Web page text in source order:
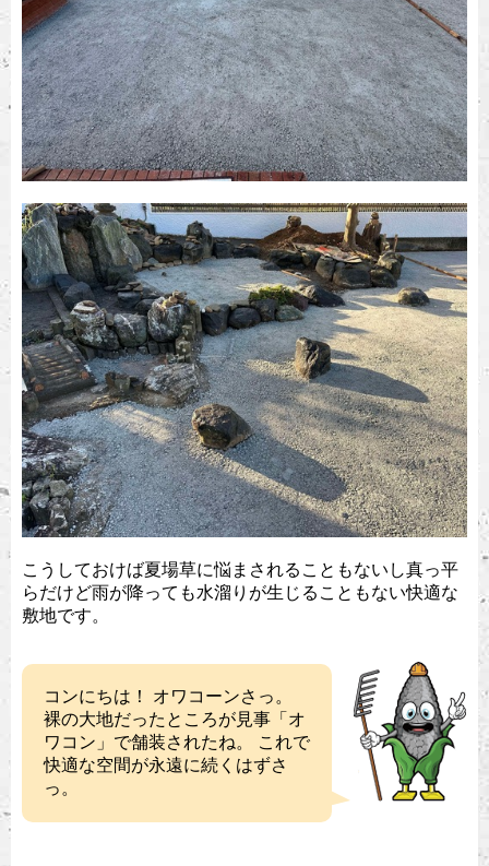
こうしておけば夏場草に悩まされることもないし真っ平
らだけど雨が降っても水溜りが生じることもない快適な
敷地です。
コンにちは！ オワコーンさっ。
裸の大地だったところが見事「オ
ワコン」で舗装されたね。 これで
快適な空間が永遠に続くはずさ
っ。